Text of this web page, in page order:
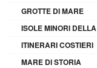
GROTTE DI MARE
ISOLE MINORI
ITINERARI COSTIERI
MARE DI STORIA